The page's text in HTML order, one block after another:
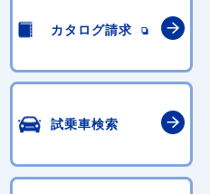
カタログ請求
試乗車検索